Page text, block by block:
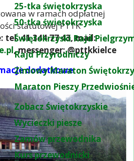
25-tka świętokrzyska
50-tka świetokrzyska
Świętokrzyski Rajd
Rajd Przyrodniczy
Zimowy Maraton
Maraton Pieszy
Zobacz Świętokrzyskie
Wycieczki piesze
Zamów przewodnika
Kurs przewodnicki
w ramach odpłatnej
statutowej PTTK
tel. 41 344 77 43, mail:
, messenger: @pttkkielce
dodatkowe